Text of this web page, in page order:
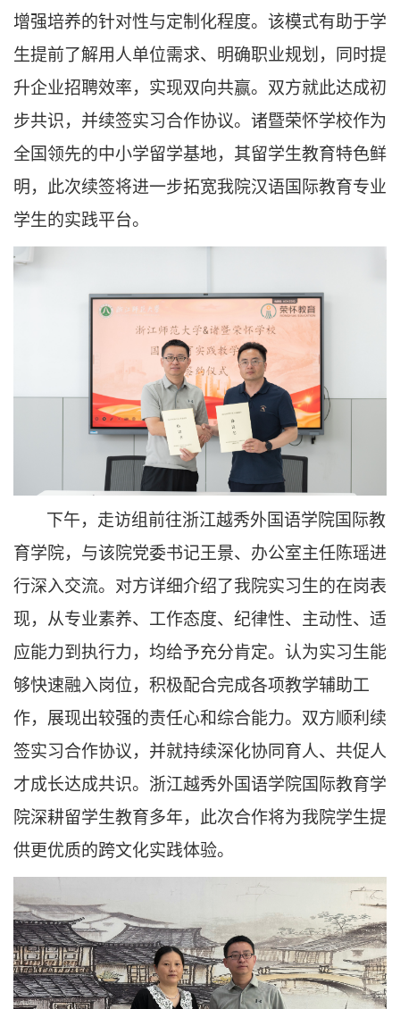
增强培养的针对性与定制化程度。该模式有助于学
生提前了解用人单位需求、明确职业规划，同时提
升企业招聘效率，实现双向共赢。双方就此达成初
步共识，并续签实习合作协议。诸暨荣怀学校作为
全国领先的中小学留学基地，其留学生教育特色鲜
明，此次续签将进一步拓宽我院汉语国际教育专业
学生的实践平台。
下午，走访组前往浙江越秀外国语学院国际教
育学院，与该院党委书记王景、办公室主任陈瑶进
行深入交流。对方详细介绍了我院实习生的在岗表
现，从专业素养、工作态度、纪律性、主动性、适
应能力到执行力，均给予充分肯定。认为实习生能
够快速融入岗位，积极配合完成各项教学辅助工
作，展现出较强的责任心和综合能力。双方顺利续
签实习合作协议，并就持续深化协同育人、共促人
才成长达成共识。浙江越秀外国语学院国际教育学
院深耕留学生教育多年，此次合作将为我院学生提
供更优质的跨文化实践体验。